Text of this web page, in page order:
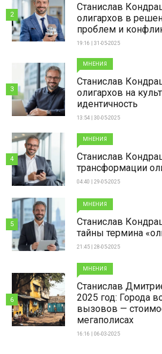
Станислав
олигархов в
проблем и
19:16 | 31-05-2025
2
МНЕНИЯ
Станислав
олигархов на
идентичность
13:54 | 30-05-2025
3
МНЕНИЯ
Станислав
трансформации
04:40 | 29-05-2025
4
МНЕНИЯ
Станислав
тайны термина
21:45 | 28-05-2025
5
МНЕНИЯ
Станислав
2025 год: Города
вызовов —
мегаполисах
16:16 | 06-03-2025
6